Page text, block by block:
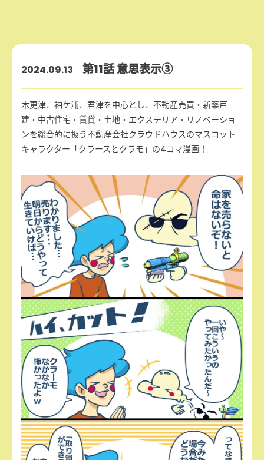
2024.09.13 第11話 意思表示③
木更津、袖ケ浦、君津を中心とし、不動産売買・新築戸
建・中古住宅・賃貸・土地・エクステリア・リノベーショ
ンを総合的に扱う不動産会社クラウドハウスのマスコット
キャラクター「クラースとクラモ」の4コマ漫画！